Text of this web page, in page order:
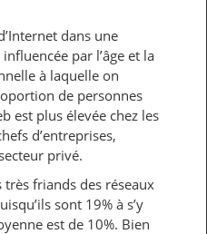
dans une
par l’âge et la
à laquelle on
de personnes
est plus élevée chez les
d’entreprises,
privé.
très friands des réseaux
sont 19% à s’y
est de 10%. Bien